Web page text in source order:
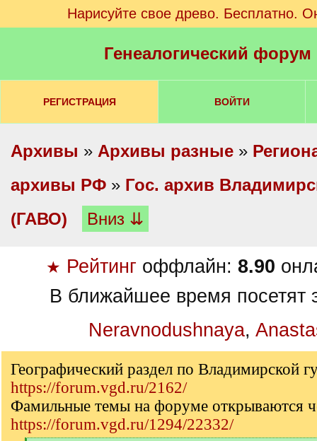
Нарисуйте свое древо. Бесплатно.
Генеалогический
РЕГИСТРАЦИЯ ВОЙТИ
Архивы » Архивы разные »
архивы РФ » Гос. архив
(ГАВО)
Вниз ⇊
★ Рейтинг оффлайн: 8.90
В ближайшее время посетят
Neravnodushnaya,
Географический раздел по Владимирской
https://forum.vgd.ru/2162/
Фамильные темы на форуме открываются
https://forum.vgd.ru/1294/22332/